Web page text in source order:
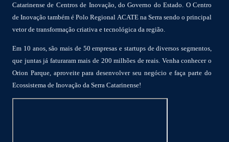
Catarinense de Centros de Inovação, do Governo do Estado. O Centro
de Inovação também é Polo Regional ACATE na Serra sendo o principal
vetor de transformação criativa e tecnológica da região.
Em 10 anos, são mais de 50 empresas e startups de diversos segmentos,
que juntas já faturaram mais de 200 milhões de reais. Venha conhecer o
Orion Parque, aproveite para desenvolver seu negócio e faça parte do
Ecossistema de Inovação da Serra Catarinense!